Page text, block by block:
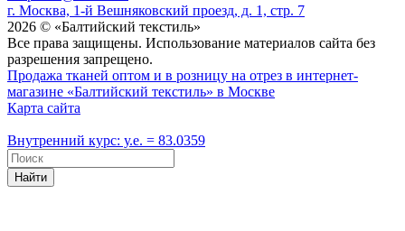
г. Москва, 1-й Вешняковский проезд, д. 1, стр. 7
2026 © «Балтийский текстиль»
Все права защищены. Использование материалов сайта без
разрешения запрещено.
Продажа тканей оптом и в розницу на отрез в интернет-
магазине «Балтийский текстиль» в Москве
Карта сайта
Внутренний курс: у.е. = 83.0359
Найти